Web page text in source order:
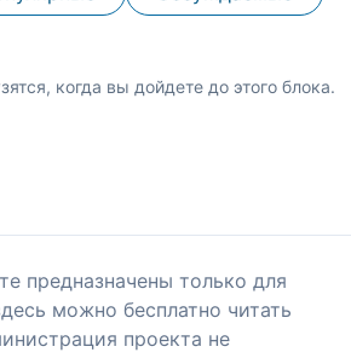
когда вы дойдете до этого блока.
предназначены только для
можно бесплатно читать
проекта не